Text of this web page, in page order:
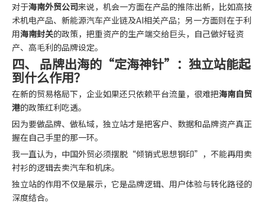
对于海南外贸公司来说，机会一方面在产品的推陈出新，比如高技
术机电产品、新能源汽车产业链及AI相关产品；另一方面则在于利
用海南封关的政策，把重资产的生产端交给巨头，自己做好轻资
产、高毛利的品牌设定。
四、 品牌出海的“定海神针”：独立站能起
到什么作用？
在新的贸易格局下，企业如果还只依赖平台流量，很难把海南自贸
港的政策红利吃透。
因为要做品牌、做私域，独立站才是把客户、数据和品牌资产真正
握在自己手里的那一环。
我一直认为，中国外贸必须摆脱“倾销式思想钢印”，不能再用卖
衬衫的逻辑去卖汽车和机床。
独立站的作用不仅是展示，它是品牌逻辑、用户体验与转化路径的
深度结合。